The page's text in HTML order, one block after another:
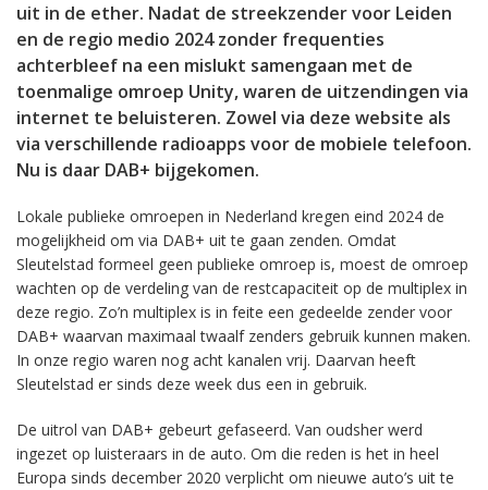
uit in de ether. Nadat de streekzender voor Leiden
en de regio medio 2024 zonder frequenties
achterbleef na een mislukt samengaan met de
toenmalige omroep Unity, waren de uitzendingen via
internet te beluisteren. Zowel via deze website als
via verschillende radioapps voor de mobiele telefoon.
Nu is daar DAB+ bijgekomen.
Lokale publieke omroepen in Nederland kregen eind 2024 de
mogelijkheid om via DAB+ uit te gaan zenden. Omdat
Sleutelstad formeel geen publieke omroep is, moest de omroep
wachten op de verdeling van de restcapaciteit op de multiplex in
deze regio. Zo’n multiplex is in feite een gedeelde zender voor
DAB+ waarvan maximaal twaalf zenders gebruik kunnen maken.
In onze regio waren nog acht kanalen vrij. Daarvan heeft
Sleutelstad er sinds deze week dus een in gebruik.
De uitrol van DAB+ gebeurt gefaseerd. Van oudsher werd
ingezet op luisteraars in de auto. Om die reden is het in heel
Europa sinds december 2020 verplicht om nieuwe auto’s uit te